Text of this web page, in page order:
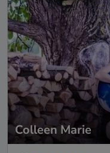
Colleen Marie